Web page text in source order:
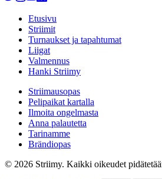
Etusivu
Striimit
Turnaukset ja tapahtumat
Liigat
Valmennus
Hanki Striimy
Striimausopas
Pelipaikat kartalla
Ilmoita ongelmasta
Anna palautetta
Tarinamme
Brändiopas
© 2026 Striimy. Kaikki oikeudet